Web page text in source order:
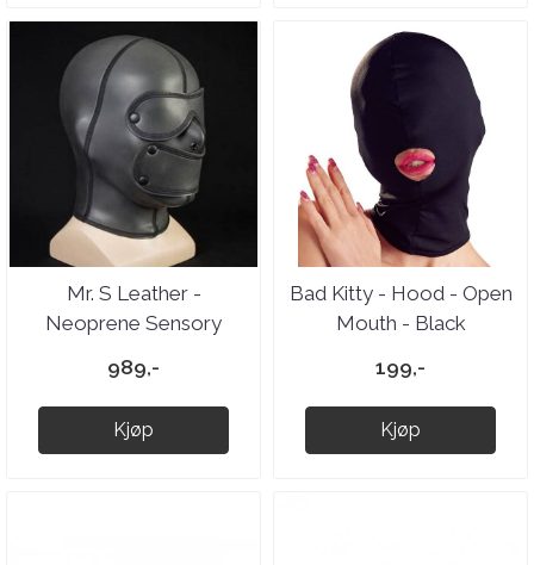
Mr. S Leather -
Neoprene Sensory
989,-
Kjøp
Bad Kitty - Hood - Open
Mouth - Black
199,-
Kjøp